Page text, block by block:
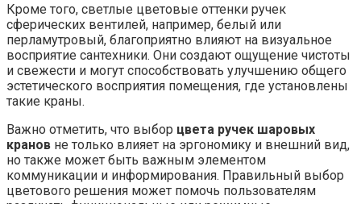
Кроме того, светлые цветовые оттенки ручек
сферических вентилей, например, белый или
перламутровый, благоприятно влияют на визуальное
восприятие сантехники. Они создают ощущение чистоты
и свежести и могут способствовать улучшению общего
эстетического восприятия помещения, где установлены
такие краны.
Важно отметить, что выбор цвета ручек шаровых
кранов не только влияет на эргономику и внешний вид,
но также может быть важным элементом
коммуникации и информирования. Правильный выбор
цветового решения может помочь пользователям